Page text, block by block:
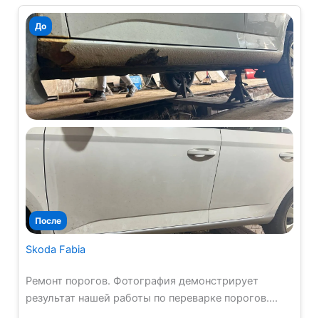
Skoda Fabia
Ремонт порогов. Фотография демонстрирует
результат нашей работы по переварке порогов....